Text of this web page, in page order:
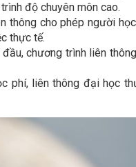
độ chuyên môn cao.
thông cho phép người
thực tế.
chương trình liên
phí, liên thông đại học